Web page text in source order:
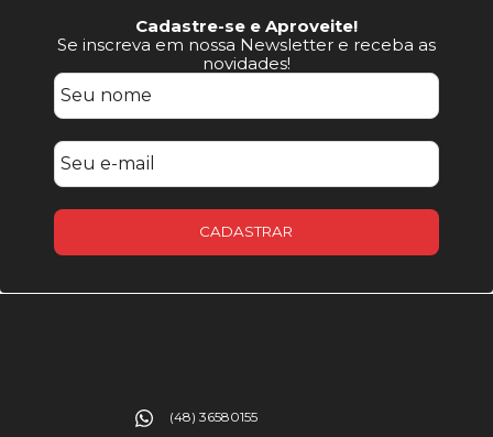
Cadastre-se e Aproveite!
Se inscreva em nossa Newsletter e receba as
novidades!
CADASTRAR
(48) 36580155